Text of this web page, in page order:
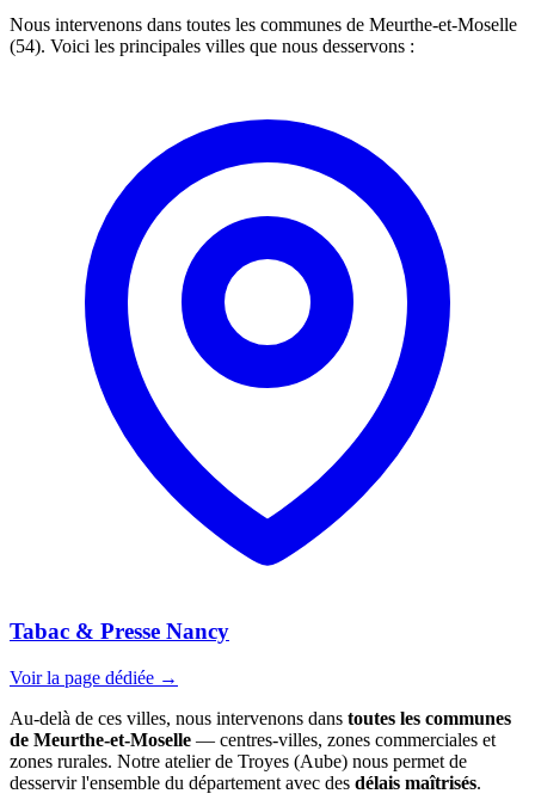
Nous intervenons dans toutes les communes de Meurthe-et-Moselle
(54). Voici les principales villes que nous desservons :
Tabac & Presse Nancy
Voir la page dédiée →
Au-delà de ces villes, nous intervenons dans toutes les communes
de Meurthe-et-Moselle — centres-villes, zones commerciales et
zones rurales. Notre atelier de Troyes (Aube) nous permet de
desservir l'ensemble du département avec des délais maîtrisés.